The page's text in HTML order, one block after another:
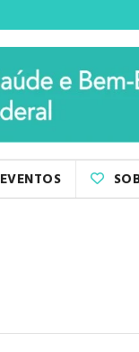
EVENTOS